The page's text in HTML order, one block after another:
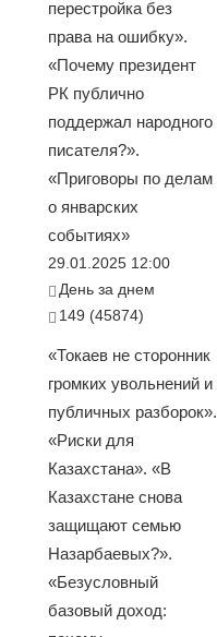
перестройка без
права на ошибку».
«Почему президент
РК публично
поддержал народного
писателя?».
«Приговоры по делам
о январских
событиях»
29.01.2025 12:00
День за днем
149 (45874)
«Токаев не сторонник
громких увольнений и
публичных разборок».
«Риски для
Казахстана». «В
Казахстане снова
защищают семью
Назарбаевых?».
«Безусловный
базовый доход: